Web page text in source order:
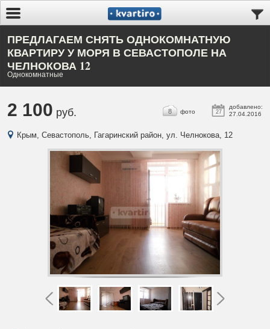
ПРЕДЛАГАЕМ СНЯТЬ ОДНОКОМНАТНУЮ
КВАРТИРУ У МОРЯ В СЕВАСТОПОЛЕ НА
ЧЕЛНОКОВА 12
Однокомнатные
2 100 руб. 27
добавлено:
27.04.2016
8 фото
Крым, Севастополь, Гагаринский район, ул. Челнокова, 12